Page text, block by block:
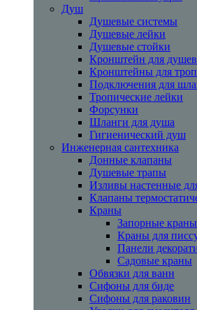
Душ
Душевые системы
Душевые лейки
Душевые стойки
Кронштейн для
Кронштейны для
Подключения для
Тропические лейки
Форсунки
Шланги для душа
Гигиенический душ
Инженерная сантехника
Донные клапаны
Душевые трапы
Изливы настенные
Клапаны
Краны
Запорные краны
Краны для
Панели
Садовые краны
Обвязки для ванн
Сифоны для биде
Сифоны для раковин